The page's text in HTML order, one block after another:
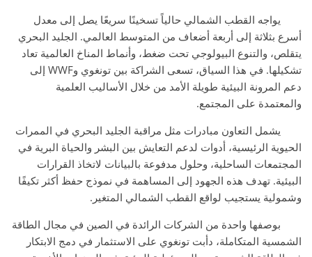
يواجه القطب الشمالي حالياً تسخينًا سريعًا يصل إلى معدل
أسرع بثلاثة إلى أربعة أضعاف من المتوسط العالمي. الجليد البحري
يتقلص، والتنوع البيولوجي تحت ضغط، وأنماط المناخ العالمية تعاد
تشكيلها. في هذا السياق، تسعى الشراكة بين تونغوي وWWF إلى
دعم المرونة البيئية طويلة الأمد من خلال الأساليب العلمية
والمعتمدة على المجتمع.
يشمل التعاون مبادرات مثل مراقبة الجليد البحري في الممرات
الحيوية الرئيسية، أدوات لدعم التعايش بين البشر والحياة البرية في
المجتمعات الساحلية، وحلول مدفوعة بالبيانات لاتخاذ القرارات
البيئية. تهدف هذه الجهود إلى المساهمة في نموذج حفظ أكثر تكيفًا
وشمولية يستجيب لواقع القطب الشمالي المتغير.
بوصفها واحدة من الشركات الرائدة في الصين في مجال الطاقة
الشمسية المتكاملة، دأبت تونغوي على الاستثمار في دمج الابتكار